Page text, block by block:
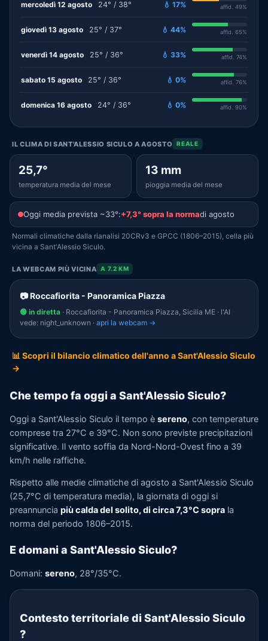
mercoledì 12 agosto 24° / 38° 💧 17% affid. 49%
giovedì 13 agosto 25° / 37° 💧 44% affid. 65%
venerdì 14 agosto 25° / 36° 💧 33% affid. 74%
sabato 15 agosto 25° / 36° 💧 0% affid. 76%
domenica 16 agosto 24° / 36° 💧 0% affid. 90%
IL CLIMA DI SANT'ALESSIO SICULO A AGOSTO REALE
25,7°
temperatura media del mese
13 mm
pioggia media del mese
Oggi media prevista ~33°:+7,3° sopra la normadi agosto
Normali climatiche dalla rianalisi 20CRv3 e GPCC (1806–2015), cella più
vicina a Sant'Alessio Siculo.
LA WEBCAM PIÙ VICINA A 7.2 KM
📷 Roccafiorita - Panoramica Piazza
🟢 in diretta · Roccafiorita - Panoramica Piazza, Sicilia ME · l'AI
vede: night_unknown · apri la webcam →
📊 Scopri il bilancio climatico dell'anno a Sant'Alessio Siculo
→
Che tempo fa oggi a Sant'Alessio Siculo?
Oggi a Sant'Alessio Siculo il tempo è sereno, con temperature
comprese tra 27°C e 39°C. Non sono previste precipitazioni
significative. Il vento soffia da Nord-Nord-Ovest fino a 39
km/h nelle raffiche.
Rispetto alle medie climatiche di agosto a Sant'Alessio Siculo
(25,7°C di temperatura media), la giornata di oggi si
preannuncia più calda del solito, di circa 7,3°C sopra la
norma del periodo 1806–2015.
E domani a Sant'Alessio Siculo?
Domani: sereno, 28°/35°C.
Contesto territoriale di Sant'Alessio Siculo
?